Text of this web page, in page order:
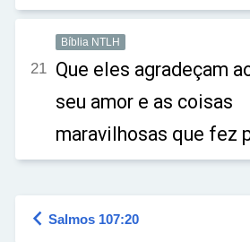
Bíblia NTLH
21 Que eles agradeçam
seu amor e as coisas
maravilhosas que fez
 Salmos 107:20